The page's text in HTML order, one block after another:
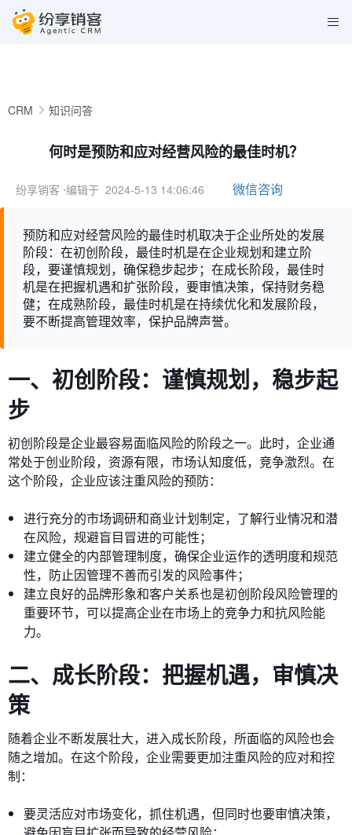
CRM 知识问答
何时是预防和应对经营风险的最佳时机？
纷享销客 ⋅编辑于 2024-5-13 14:06:46 微信咨询
预防和应对经营风险的最佳时机取决于企业所处的发展
阶段：在初创阶段，最佳时机是在企业规划和建立阶
段，要谨慎规划，确保稳步起步；在成长阶段，最佳时
机是在把握机遇和扩张阶段，要审慎决策，保持财务稳
健；在成熟阶段，最佳时机是在持续优化和发展阶段，
要不断提高管理效率，保护品牌声誉。
一、初创阶段：谨慎规划，稳步起
步
初创阶段是企业最容易面临风险的阶段之一。此时，企业通
常处于创业阶段，资源有限，市场认知度低，竞争激烈。在
这个阶段，企业应该注重风险的预防：
进行充分的市场调研和商业计划制定，了解行业情况和潜
在风险，规避盲目冒进的可能性；
建立健全的内部管理制度，确保企业运作的透明度和规范
性，防止因管理不善而引发的风险事件；
建立良好的品牌形象和客户关系也是初创阶段风险管理的
重要环节，可以提高企业在市场上的竞争力和抗风险能
力。
二、成长阶段：把握机遇，审慎决
策
随着企业不断发展壮大，进入成长阶段，所面临的风险也会
随之增加。在这个阶段，企业需要更加注重风险的应对和控
制：
要灵活应对市场变化，抓住机遇，但同时也要审慎决策，